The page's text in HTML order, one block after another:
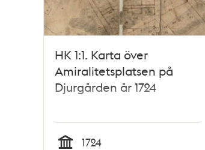
HK 1:1. Karta över
Amiralitetsplatsen på
Djurgården år 1724
1724